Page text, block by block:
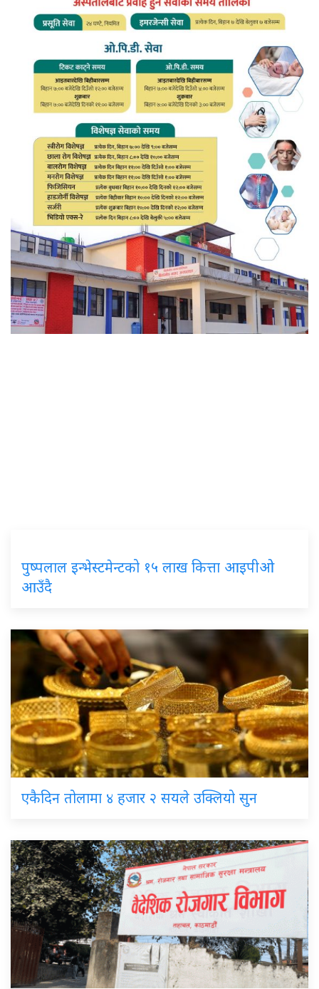
पुष्पलाल इन्भेस्टमेन्टको १५ लाख कित्ता आइपीओ
आउँदै
एकैदिन तोलामा ४ हजार २ सयले उक्लियो सुन